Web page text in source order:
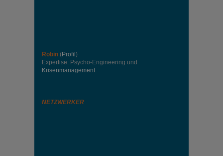
Robin (Profil )
Expertise: Psycho-Engineering und
Krisenmanagement
NETZWERKER